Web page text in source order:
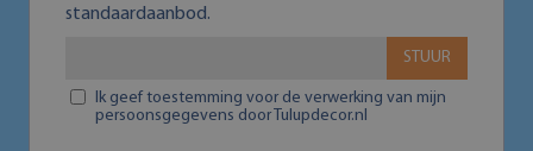
standaardaanbod.
STUUR
Ik geef toestemming voor de verwerking van mijn
persoonsgegevens door Tulupdecor.nl